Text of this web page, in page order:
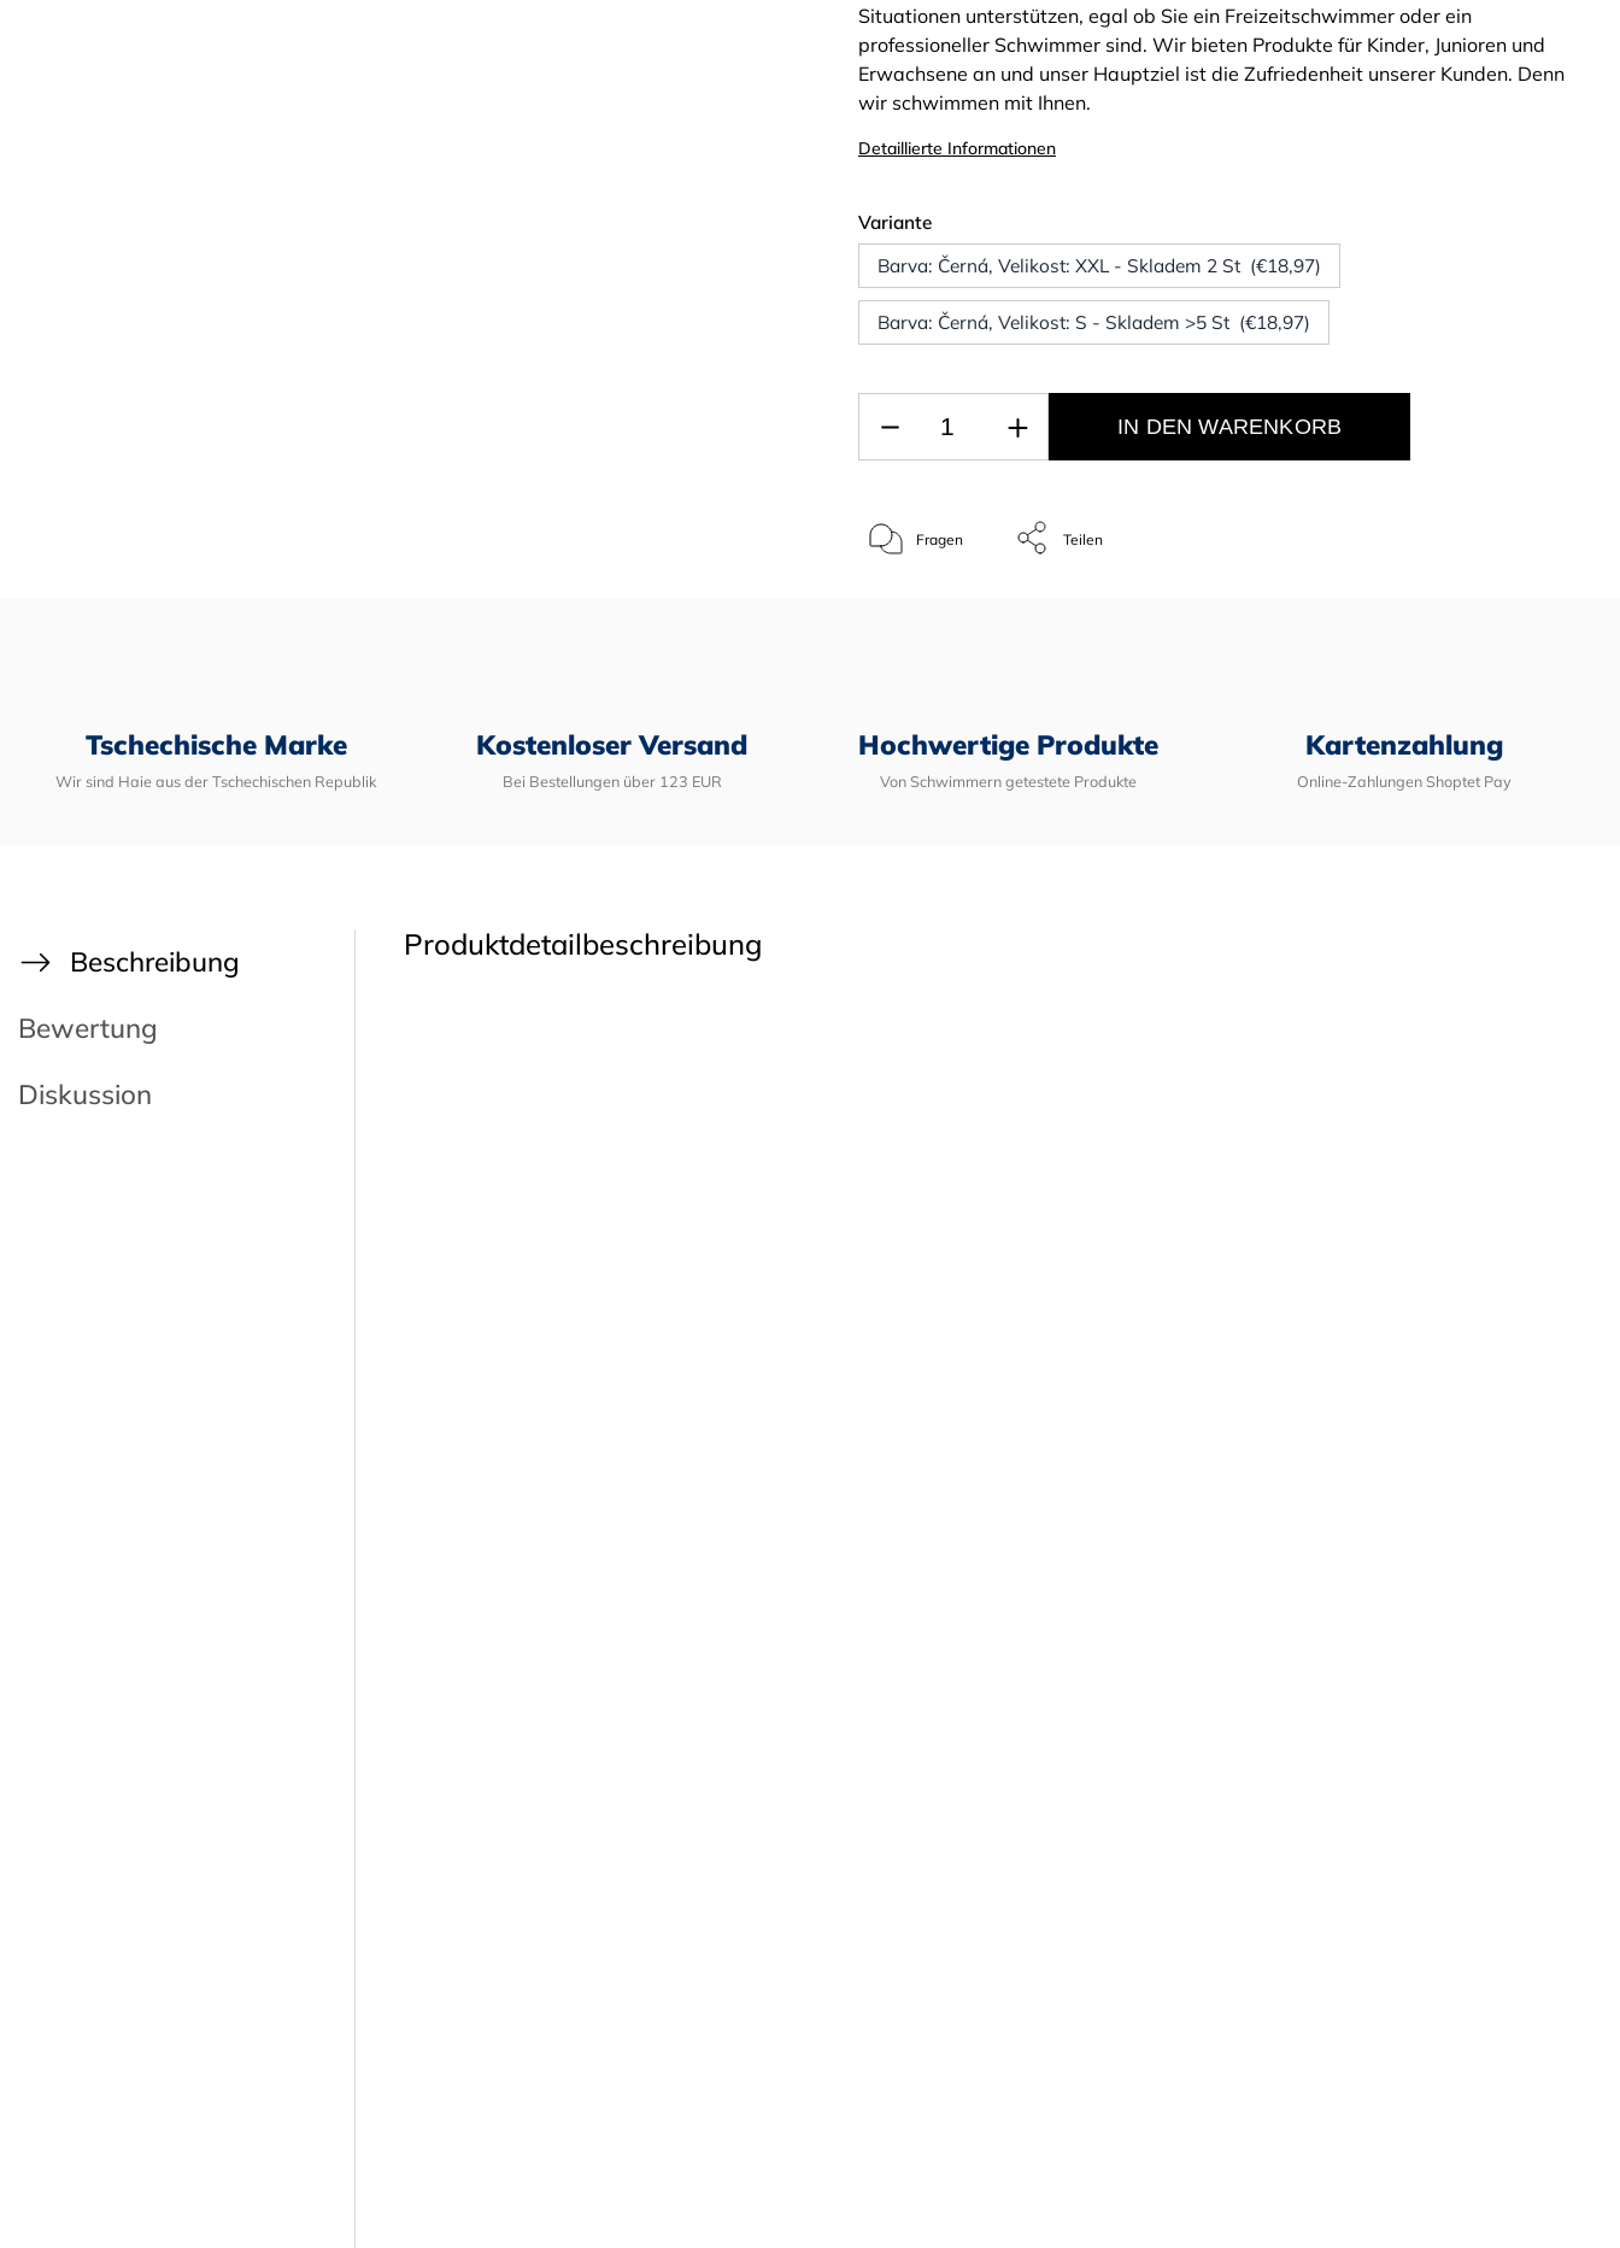
Situationen unterstützen, egal ob Sie ein Freizeitschwimmer oder ein
professioneller Schwimmer sind. Wir bieten Produkte für Kinder, Junioren und
Erwachsene an und unser Hauptziel ist die Zufriedenheit unserer Kunden. Denn
wir schwimmen mit Ihnen.
Detaillierte Informationen
Variante
Barva: Černá, Velikost: XXL - Skladem 2 St (€18,97)
Barva: Černá, Velikost: S - Skladem >5 St (€18,97)
IN DEN WARENKORB
Fragen Teilen
Tschechische Marke
Wir sind Haie aus der Tschechischen Republik
Kostenloser Versand
Bei Bestellungen über 123 EUR
Hochwertige Produkte
Von Schwimmern getestete Produkte
Kartenzahlung
Online-Zahlungen Shoptet Pay
Beschreibung
Bewertung
Diskussion
Produktdetailbeschreibung